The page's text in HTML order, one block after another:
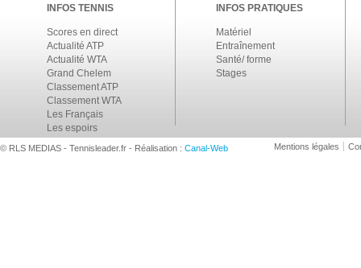
INFOS TENNIS
Scores en direct
Actualité ATP
Actualité WTA
Grand Chelem
Classement ATP
Classement WTA
Les Français
Les espoirs
INFOS PRATIQUES
Matériel
Entraînement
Santé/ forme
Stages
© RLS MEDIAS - Tennisleader.fr - Réalisation : Canal-Web Mentions légales